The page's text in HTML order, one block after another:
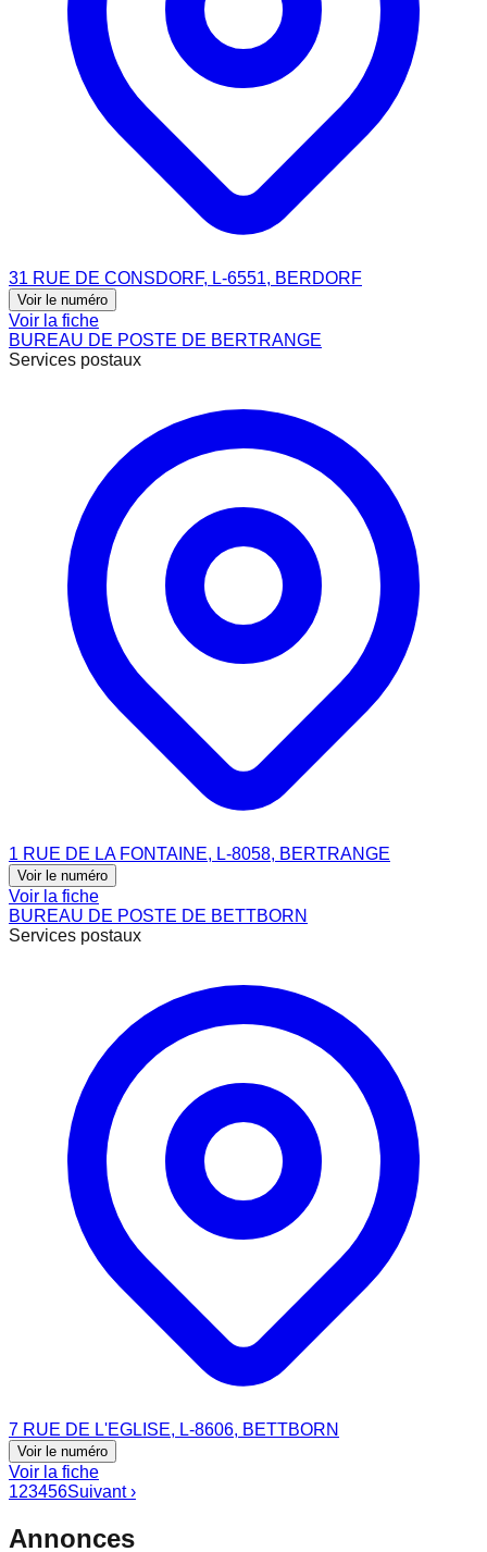
31 RUE DE CONSDORF, L-6551, BERDORF
Voir le numéro
Voir la fiche
BUREAU DE POSTE DE BERTRANGE
Services postaux
1 RUE DE LA FONTAINE, L-8058, BERTRANGE
Voir le numéro
Voir la fiche
BUREAU DE POSTE DE BETTBORN
Services postaux
7 RUE DE L'EGLISE, L-8606, BETTBORN
Voir le numéro
Voir la fiche
123456Suivant ›
Annonces